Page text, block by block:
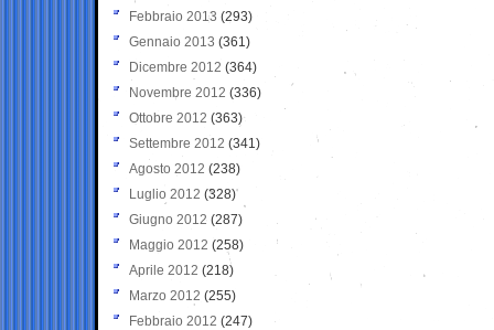
Febbraio 2013 (293)
Gennaio 2013 (361)
Dicembre 2012 (364)
Novembre 2012 (336)
Ottobre 2012 (363)
Settembre 2012 (341)
Agosto 2012 (238)
Luglio 2012 (328)
Giugno 2012 (287)
Maggio 2012 (258)
Aprile 2012 (218)
Marzo 2012 (255)
Febbraio 2012 (247)